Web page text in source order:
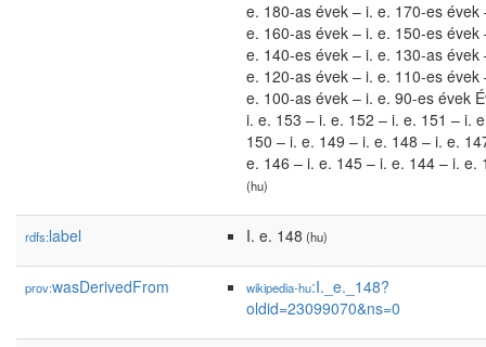
e. 180-as évek – i. e. 170-es évek
e. 160-as évek – i. e. 150-es évek
e. 140-es évek – i. e. 130-as évek
e. 120-as évek – i. e. 110-es évek
e. 100-as évek – i. e. 90-es évek
i. e. 153 – i. e. 152 – i. e. 151 – i.
150 – i. e. 149 – i. e. 148 – i. e.
e. 146 – i. e. 145 – i. e. 144 – i. e.
(hu)
rdfs:label I. e. 148 (hu)
prov:wasDerivedFrom wikipedia-hu:I._e._148?
oldid=23099070&ns=0